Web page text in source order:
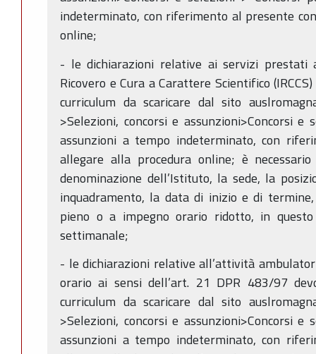
indeterminato, con riferimento al presente
online;
- le dichiarazioni relative ai servizi prestati
Ricovero e Cura a Carattere Scientifico
curriculum da scaricare dal sito
>Selezioni, concorsi e assunzioni>Concorsi
assunzioni a tempo indeterminato, con
allegare alla procedura online; è
denominazione dell’Istituto, la sede, la
inquadramento, la data di inizio e di
pieno o a impegno orario ridotto, in questo
settimanale;
- le dichiarazioni relative all’attività
orario ai sensi dell’art. 21 DPR 483/97
curriculum da scaricare dal sito
>Selezioni, concorsi e assunzioni>Concorsi
assunzioni a tempo indeterminato, con